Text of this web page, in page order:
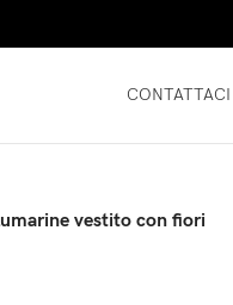
CONTATTACI
vestito con fiori